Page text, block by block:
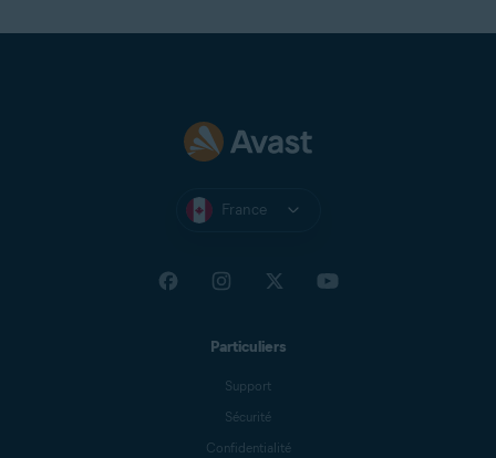
France
Particuliers
Support
Sécurité
Confidentialité